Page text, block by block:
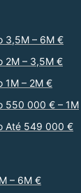
3,5M – 6M €
2M – 3,5M €
1M – 2M €
550 000 € – 1M
Até 549 000 €
– 6M €